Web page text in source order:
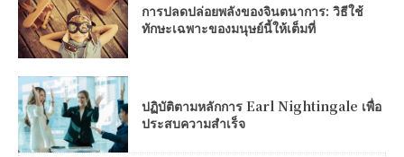
การปลดปล่อยพลังของจินตนาการ: วิธีใช้
ทักษะเฉพาะของมนุษย์นี้ให้เต็มที่
ปฏิบัติตามหลักการ Earl Nightingale เพื่อ
ประสบความสำเร็จ